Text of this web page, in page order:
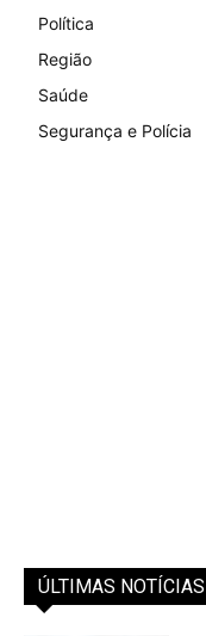
Política
Região
Saúde
Segurança e Polícia
ÚLTIMAS NOTÍCIAS